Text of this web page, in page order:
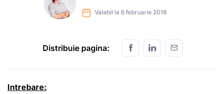
Valabil la 6 februarie 2018
Distribuie pagina:
Intrebare: